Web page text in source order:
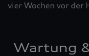
vier ­Woch­en vor der
Wartung